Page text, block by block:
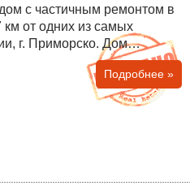
с частичным ремонтом в
от одних из самых
г. Приморско. Дом
и уединенном месте,
Странджа. Двор
с щебневой дорогой.
распределены
как гостиная,...
Подробнее »